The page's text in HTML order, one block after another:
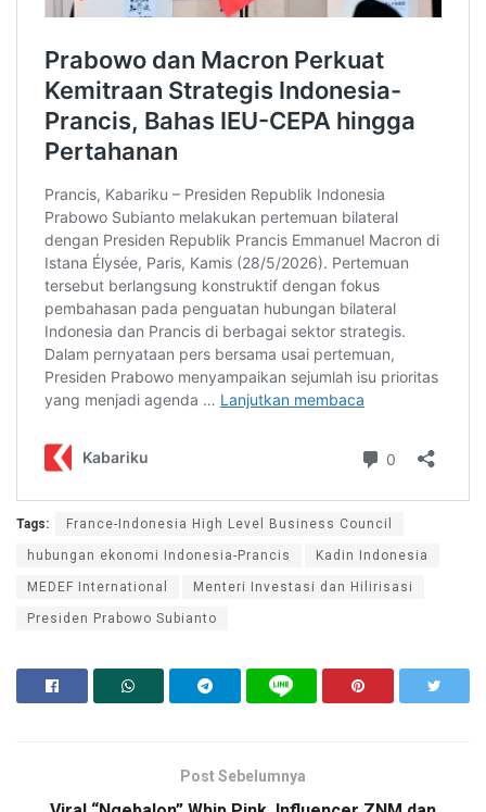
Tags: France-Indonesia High Level Business Council
hubungan ekonomi Indonesia-Prancis Kadin Indonesia
MEDEF International Menteri Investasi dan Hilirisasi
Presiden Prabowo Subianto
Post Sebelumnya